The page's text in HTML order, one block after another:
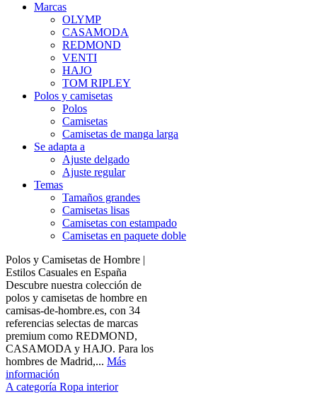
Marcas
OLYMP
CASAMODA
REDMOND
VENTI
HAJO
TOM RIPLEY
Polos y camisetas
Polos
Camisetas
Camisetas de manga larga
Se adapta a
Ajuste delgado
Ajuste regular
Temas
Tamaños grandes
Camisetas lisas
Camisetas con estampado
Camisetas en paquete doble
Polos y Camisetas de Hombre |
Estilos Casuales en España
Descubre nuestra colección de
polos y camisetas de hombre en
camisas-de-hombre.es, con 34
referencias selectas de marcas
premium como REDMOND,
CASAMODA y HAJO. Para los
hombres de Madrid,... Más
información
A categoría Ropa interior